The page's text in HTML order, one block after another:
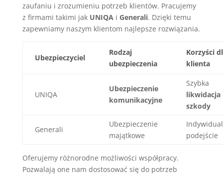
zaufaniu i zrozumieniu potrzeb klientów. Pracujemy
z firmami takimi jak UNIQAi Generali. Dzięki temu
zapewniamy naszym klientom najlepsze rozwiązania.
Ubezpieczyciel
Rodzaj
ubezpieczenia
Korzyści
klienta
UNIQA
Ubezpieczenie
komunikacyjne
Szybka
likwidacja
szkody
Generali
Ubezpieczenie
majątkowe
podejście
Oferujemy różnorodne możliwości współpracy.
Pozwalają one nam dostosować się do potrzeb